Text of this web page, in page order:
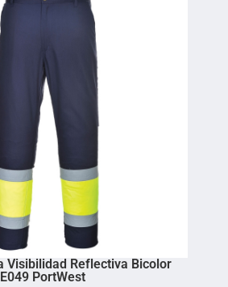
Visibilidad Reflectiva Bicolor
PortWest